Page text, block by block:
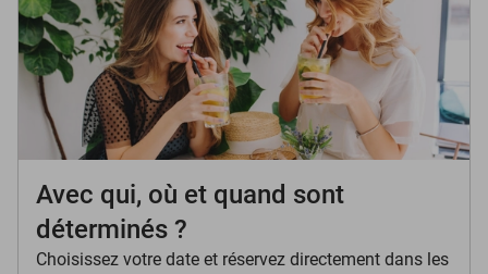
Avec qui, où et quand sont
déterminés ?
Choisissez votre date et réservez directement dans les